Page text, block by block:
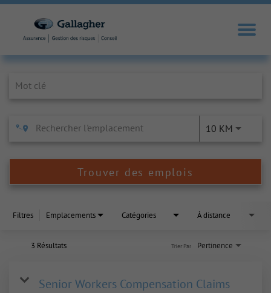
10 KM
Trouver des emplois
Filtres Emplacements Catégories À distance
3 Résultats Pertinence
Trier Par
Senior Workers Compensation Claims